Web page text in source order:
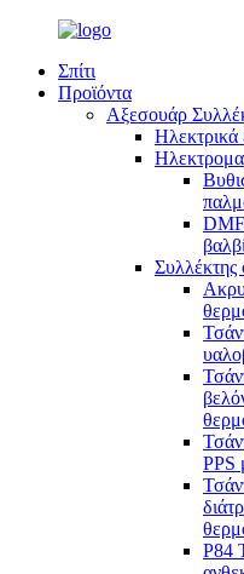
Σπίτι
Προϊόντα
Αξεσουάρ
Ηλεκτρικά
Συλλέκτης
PPS
P84